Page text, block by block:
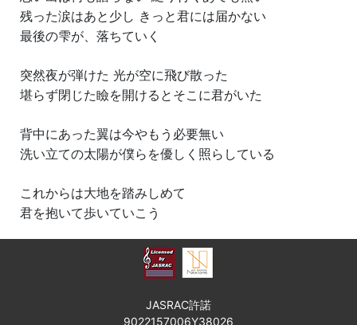
残った涙はあと少し きっと君には届かない
最後の雫が、落ちていく
突然夜が弾けた 光が空に飛び散った
堪らず閉じた瞼を開けるとそこに君がいた
背中にあった翼は今やもう必要無い
洗い立ての太陽が僕らを優しく照らしている
これからは大地を踏みしめて
君を抱いて歩いていこう
JASRAC許諾
9022157006Y38026